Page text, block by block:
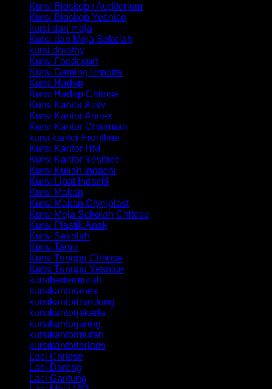
Kursi Bioskop / Auditorium
Kursi Bioskop Yesnice
kursi dan meja
Kursi dan Meja Sekolah
kursi dorothy
Kursi Foodcourt
Kursi Gaming Importa
Kursi Hadap
Kursi Hadap Chitose
Kursi Kantor Activ
Kursi Kantor Annex
Kursi Kantor Chairman
kursi kantor Frontline
Kursi Kantor HM
Kursi Kantor Yesnice
Kursi Kuliah Indachi
Kursi Lipat Indachi
Kursi Makan
Kursi Makan Olymplast
Kursi Meja Sekolah Chitose
Kursi Plastik Anak
Kursi Sekolah
Kursi Tamu
Kursi Tunggu Chitose
Kursi Tunggu Yesnice
kursibartermurah
kursikantoranex
kursikantorbandung
kursikantorjakarta
kursikantorjaring
kursikantormurah
kursikantorterlaris
Laci Chitose
Laci Dorong
Laci Gantung